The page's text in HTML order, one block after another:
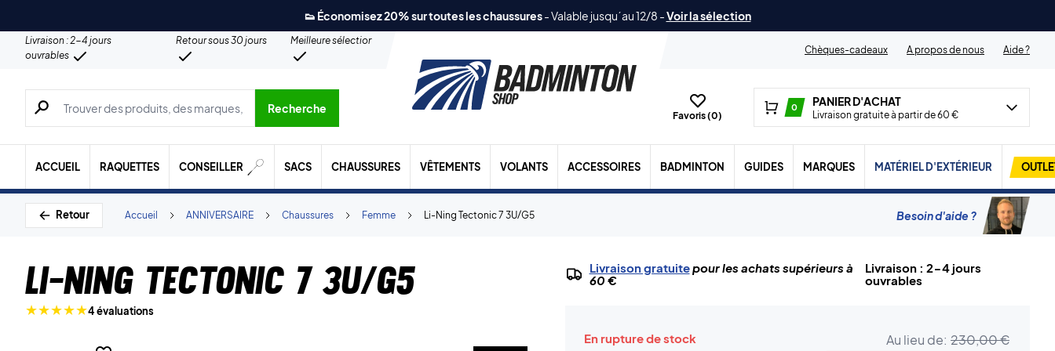
👟 Économisez 20% sur toutes les chaussures-Valable jusqu´au 12/8 -Voir la sélection
Livraison : 2-4 jours
ouvrables
Retour sous 30 jours
Meilleure sélection
Chèques-cadeaux
A propos de nous Aide ?
Recherche de produits, de marques, etc.
Recherche
Favoris (0)
0 PANIER D'ACHAT
Livraison gratuite à partir de 60 €
ACCUEIL RAQUETTES CONSEILLER SACS CHAUSSURES VÊTEMENTS VOLANTS ACCESSOIRES BADMINTON GUIDES MARQUES MATÉRIEL D'EXTÉRIEUR
Retour Li-Ning Tectonic 7 3U/G5
Femme
Chaussures
ANNIVERSAIRE
Accueil Besoin d'aide ?
Li-Ning Tectonic 7 3U/G5
4 évaluations
Livraison gratuitepour les achats supérieurs à
60 €
Livraison : 2-4 jours
ouvrables
En rupture de stock Au lieu de: 230,00 €